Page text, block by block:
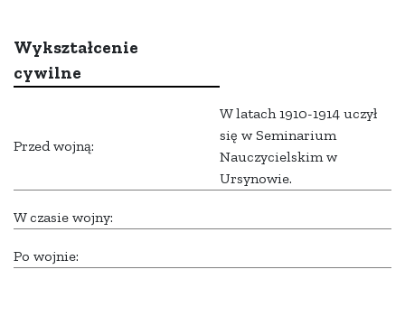
Wykształcenie
cywilne
Przed wojną:
W latach 1910-1914 uczył
się w Seminarium
Nauczycielskim w
Ursynowie.
W czasie wojny:
Po wojnie: